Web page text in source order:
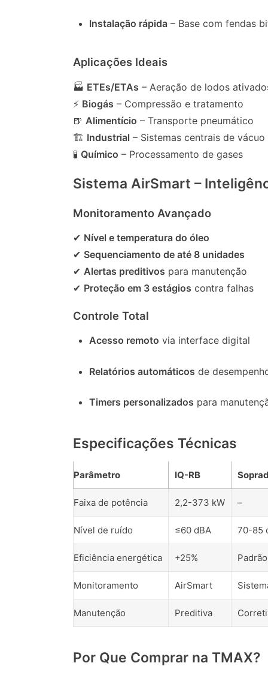
Instalação rápida – Base com fendas
Aplicações Ideais
🏭 ETEs/ETAs – Aeração de lodos
⚡ Biogás – Compressão e tratamento
🍺 Alimentício – Transporte pneumático
🏗 Industrial – Sistemas centrais de vácuo
🧪 Químico – Processamento de gases
Sistema AirSmart –
Monitoramento Avançado
✔ Nível e temperatura do óleo
✔ Sequenciamento de até 8 unidades
✔ Alertas preditivos para manutenção
✔ Proteção em 3 estágios contra falhas
Controle Total
Acesso remoto via interface digital
Relatórios automáticos de
Timers personalizados para
Especificações Técnicas
Parâmetro IQ-RB
Faixa de potência 2,2-373 kW –
Nível de ruído ≤60 dBA 70-85
Eficiência energética +25%
Monitoramento AirSmart
Manutenção Preditiva
Por Que Comprar na TMAX?